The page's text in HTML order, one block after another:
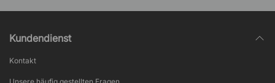
Kundendienst
Kontakt